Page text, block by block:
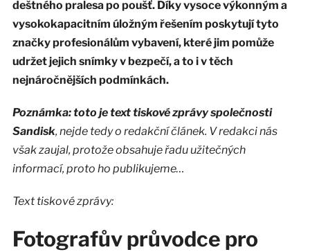
deštného pralesa po poušť. Díky vysoce výkonným a
vysokokapacitním úložným řešením poskytují tyto
značky profesionálům vybavení, které jim pomůže
udržet jejich snímky v bezpečí, a to i v těch
nejnáročnějších podmínkách.
Poznámka: toto je text tiskové zprávy společnosti
Sandisk, nejde tedy o redakční článek. V redakci nás
však zaujal, protože obsahuje řadu užitečných
informací, proto ho publikujeme…
Text tiskové zprávy:
Fotografův průvodce pro